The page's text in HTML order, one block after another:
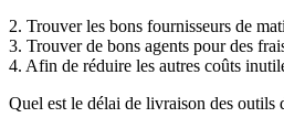
2. Trouver les bons fournisseurs de
3. Trouver de bons agents pour des
4. Afin de réduire les autres coûts
Quel est le délai de livraison des outils